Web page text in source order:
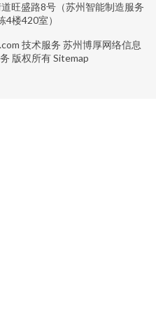
旺盛路8号（苏州智能制造服务
4楼420室）
技术服务 苏州博厚网络信息
版权所有Sitemap